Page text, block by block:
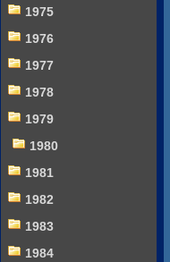
1975
1976
1977
1978
1979
1980
1981
1982
1983
1984